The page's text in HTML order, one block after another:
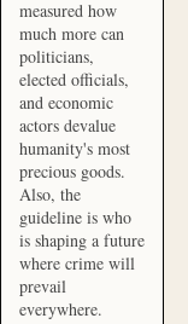
measured how
much more can
politicians,
elected officials,
and economic
actors devalue
humanity's most
precious goods.
Also, the
guideline is who
is shaping a future
where crime will
prevail
everywhere.